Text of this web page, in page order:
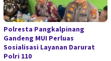
Polresta Pangkalpinang
Gandeng MUI Perluas
Sosialisasi Layanan Darurat
Polri 110